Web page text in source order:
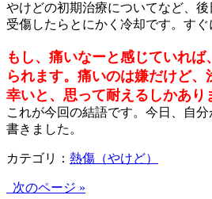
やけどの初期治療についてなど、後
受傷したらとにかく冷却です。すぐ
もし、痛いなーと感じていれば
られます。痛いのは嫌だけど
幸いと、思って耐えるしかあり
これが今回の結語です。今日、自
書きました。
カテゴリ： 熱傷（やけど）
次のページ »